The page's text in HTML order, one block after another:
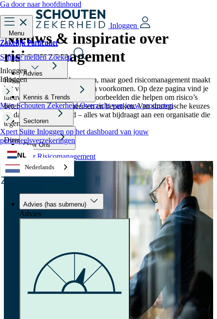
Ga door naar hoofdinhoud
Menu
Inloggen
ZakelijkParticulier
Advies
Kennis & Trends
Sectoren
Over Ons
Nederlands
ZakelijkParticulier
Schade meldenZoeken
Inloggen
Inloggen
Mijn Schouten Zekerheid Overzicht van jouw producten
Xpert Suite Inloggen op het dashboard van jouw
personeelsverzekeringen
NL
Advies (has submenu)
Advies
Nieuws & inspiratie over
risicomanagement
Risico’s horen bij ondernemen, maar goed risicomanagement maakt
het verschil tussen reageren en voorkomen. Op deze pagina vind je
nieuws, inzichten en praktijkvoorbeelden die helpen om risico’s
beter te herkennen, beheersen en beperken. Van strategische keuzes
tot dagelijkse veiligheid – alles wat bijdraagt aan een organisatie die
tegen een stootje kan.
Direct naar:
Meer over Risicomanagement